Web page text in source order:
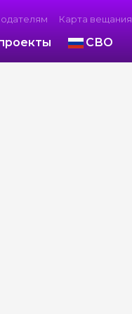
Карта вещания
СВО